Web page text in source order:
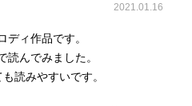
2021.01.16
ディ作品です。
読んでみました。
読みやすいです。